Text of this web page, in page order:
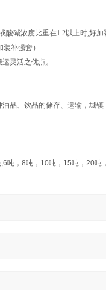
碱浓度比重在1.2以上时,好
补强套）
灵活之优点。
品、饮品的储存、运输，城镇
,6吨， 8吨， 10吨， 15吨， 20吨，